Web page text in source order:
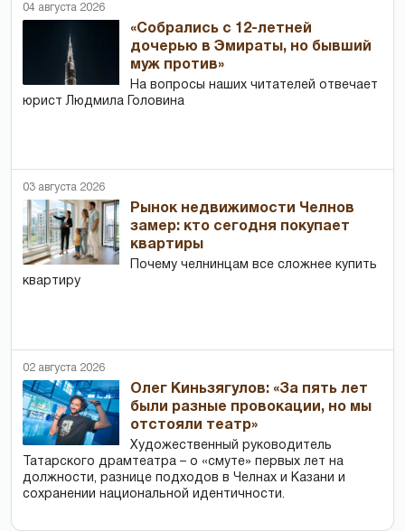
04 августа 2026
«Собрались с 12-летней
дочерью в Эмираты, но бывший
муж против»
На вопросы наших читателей отвечает
юрист Людмила Головина
03 августа 2026
Рынок недвижимости Челнов
замер: кто сегодня покупает
квартиры
Почему челнинцам все сложнее купить
квартиру
02 августа 2026
Олег Киньзягулов: «За пять лет
были разные провокации, но мы
отстояли театр»
Художественный руководитель
Татарского драмтеатра – о «смуте» первых лет на
должности, разнице подходов в Челнах и Казани и
сохранении национальной идентичности.